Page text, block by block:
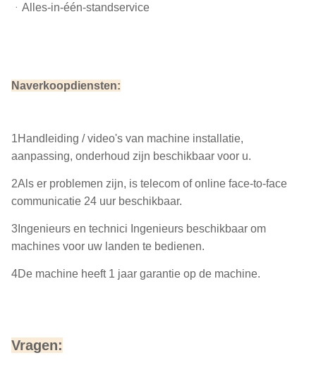
ᆞAlles-in-één-standservice
Naverkoopdiensten:
1Handleiding / video's van machine installatie,
aanpassing, onderhoud zijn beschikbaar voor u.
2Als er problemen zijn, is telecom of online face-to-face
communicatie 24 uur beschikbaar.
3Ingenieurs en technici Ingenieurs beschikbaar om
machines voor uw landen te bedienen.
4De machine heeft 1 jaar garantie op de machine.
Vragen: